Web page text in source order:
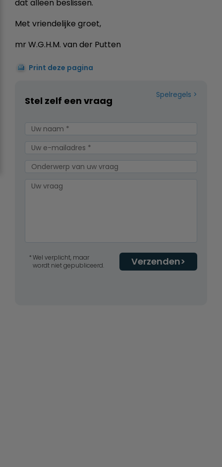
dat alleen beslissen.
Met vriendelijke groet,
mr W.G.H.M. van der Putten
Print deze pagina
Spelregels
Stel zelf een vraag
Verzenden
Wel verplicht, maar
wordt niet gepubliceerd.